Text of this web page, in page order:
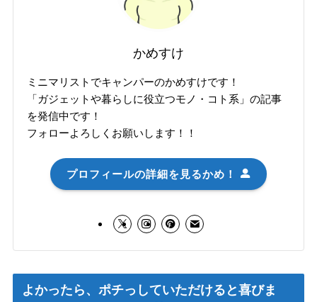
かめすけ
ミニマリストでキャンパーのかめすけです！
「ガジェットや暮らしに役立つモノ・コト系」の記事
を発信中です！
フォローよろしくお願いします！！
プロフィールの詳細を見るかめ！
よかったら、ポチっしていただけると喜びま